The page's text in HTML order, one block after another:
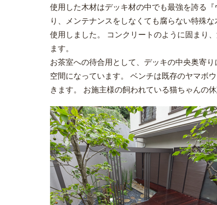
使用した木材はデッキ材の中でも最強を誇る
り、メンテナンスをしなくても腐らない特殊
使用しました。 コンクリートのように固まり
ます。
お茶室への待合用として、デッキの中央奥寄
空間になっています。 ベンチは既存のヤマボ
きます。 お施主様の飼われている猫ちゃんの